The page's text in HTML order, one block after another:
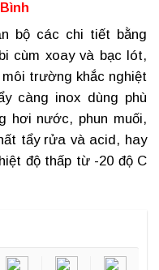
bộ các chi tiết bằng
cùm xoay và bạc lót,
trường khắc nghiệt
càng inox dùng phù
hơi nước, phun muối,
tẩy rửa và acid, hay
độ thấp từ -20 độ C